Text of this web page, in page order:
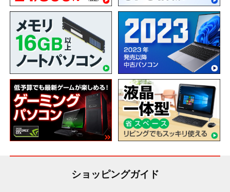
ショッピングガイド